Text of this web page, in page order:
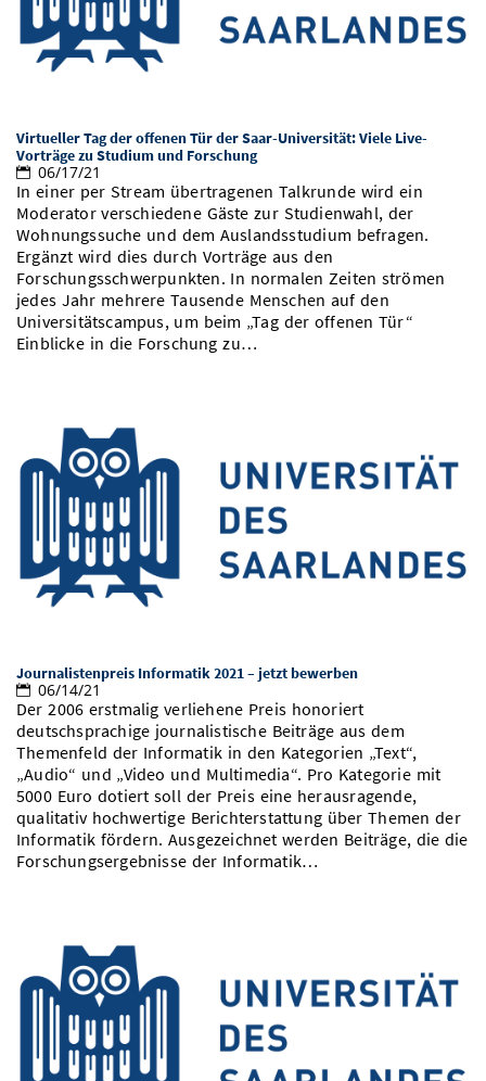
Vom Studium in den Beruf
Study Scheduler
Bibliothek
Open Science/Open Access
Start-ups
IT-Themenabend
Ranking
Zahlen & Fakten
Preise, Auszeichnungen und Förderungen
SIC Merchandise
SIC Podcast
Anfahrt
Termine, Vorträge und Veranstaltungen
Alumni
Virtueller Tag der offenen Tür der Saar-Universität: Viele Live-
Vorträge zu Studium und Forschung
06/17/21
In einer per Stream übertragenen Talkrunde wird ein
Moderator verschiedene Gäste zur Studienwahl, der
Wohnungssuche und dem Auslandsstudium befragen.
Ergänzt wird dies durch Vorträge aus den
Forschungsschwerpunkten. In normalen Zeiten strömen
jedes Jahr mehrere Tausende Menschen auf den
Universitätscampus, um beim „Tag der offenen Tür“
Einblicke in die Forschung zu…
Journalistenpreis Informatik 2021 – jetzt bewerben
06/14/21
Der 2006 erstmalig verliehene Preis honoriert
deutschsprachige journalistische Beiträge aus dem
Themenfeld der Informatik in den Kategorien „Text“,
„Audio“ und „Video und Multimedia“. Pro Kategorie mit
5000 Euro dotiert soll der Preis eine herausragende,
qualitativ hochwertige Berichterstattung über Themen der
Informatik fördern. Ausgezeichnet werden Beiträge, die die
Forschungsergebnisse der Informatik…